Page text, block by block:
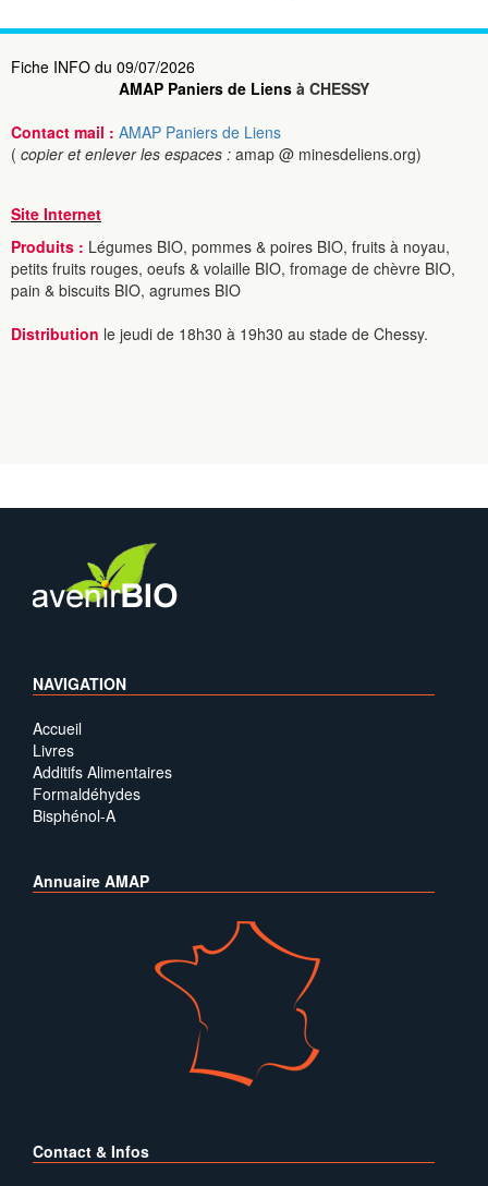
Fiche INFO du 09/07/2026
AMAP Paniers de Liens à CHESSY
Contact mail : AMAP Paniers de Liens
( copier et enlever les espaces : amap @ minesdeliens.org)
Site Internet
Produits : Légumes BIO, pommes & poires BIO, fruits à noyau,
petits fruits rouges, oeufs & volaille BIO, fromage de chèvre BIO,
pain & biscuits BIO, agrumes BIO
Distribution le jeudi de 18h30 à 19h30 au stade de Chessy.
NAVIGATION
Accueil
Livres
Additifs Alimentaires
Formaldéhydes
Bisphénol-A
Annuaire AMAP
Contact & Infos